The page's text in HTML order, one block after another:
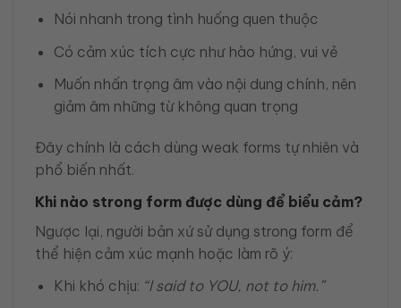
Nói nhanh trong tình huống quen thuộc
Có cảm xúc tích cực như hào hứng, vui vẻ
Muốn nhấn trọng âm vào nội dung chính, nên
giảm âm những từ không quan trọng
Đây chính là cách dùng weak forms tự nhiên và
phổ biến nhất.
Khi nào strong form được dùng để biểu cảm?
Ngược lại, người bản xứ sử dụng strong form để
thể hiện cảm xúc mạnh hoặc làm rõ ý:
Khi khó chịu: “I said to YOU, not to him.”